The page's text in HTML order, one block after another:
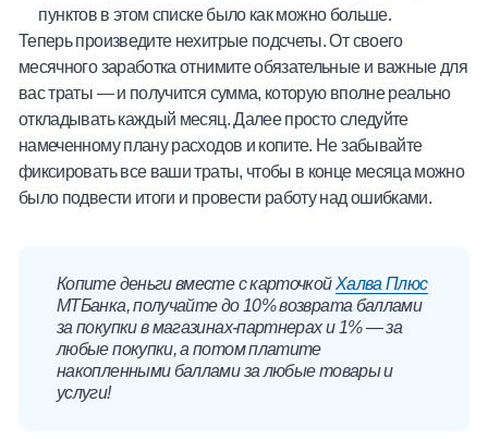
пунктов в этом списке было как можно больше.
Теперь произведите нехитрые подсчеты. От своего
месячного заработка отнимите обязательные и важные для
вас траты — и получится сумма, которую вполне реально
откладывать каждый месяц. Далее просто следуйте
намеченному плану расходов и копите. Не забывайте
фиксировать все ваши траты, чтобы в конце месяца можно
было подвести итоги и провести работу над ошибками.
Копите деньги вместе с карточкойХалва Плюс
МТБанка, получайте до 10% возврата баллами
за покупки в магазинах-партнерах и 1%—за
любые покупки, а потом платите
накопленными баллами за любые товары и
услуги!